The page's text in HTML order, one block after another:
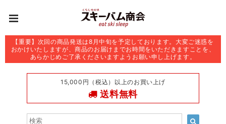
【重要】次回の商品発送は8月中旬を予定しております。大変ご迷惑を
おかけいたしますが、商品のお届けまでお時間をいただきますことを、
あらかじめご了承くださいますようお願い申し上げます。
15,000円（税込）以上のお買い上げ
送料無料